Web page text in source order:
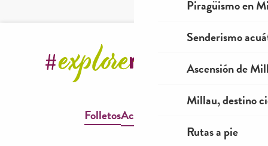
Piragüismo en
Senderismo
Ascensión de
Millau, destino
Rutas a pie
FolletosAccesibilidad